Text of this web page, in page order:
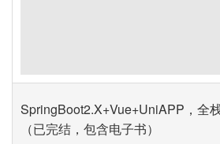
SpringBoot2.X+Vue+UniAPP，全
（已完结，包含电子书）